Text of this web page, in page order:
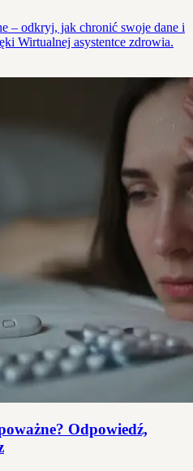
– odkryj, jak chronić swoje dane i
Wirtualnej asystentce zdrowia.
Odpowiedź,